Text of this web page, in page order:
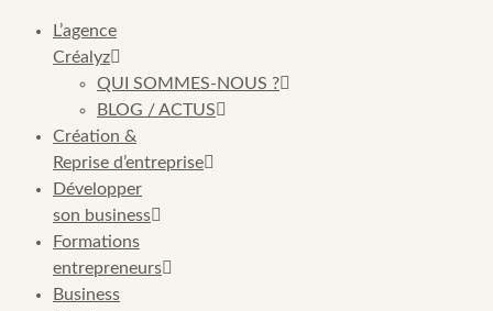
L’agence
Créalyz
QUI SOMMES-NOUS ?
BLOG / ACTUS
Création &
Reprise d’entreprise
Développer
son business
Formations
entrepreneurs
Business